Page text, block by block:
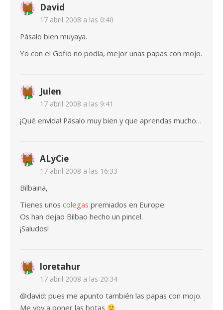
David
17 abril 2008 a las 0:40
Pásalo bien muyaya.
Yo con el Gofio no podía, mejor unas papas con mojo.
Julen
17 abril 2008 a las 9:41
¡Qué envida! Pásalo muy bien y que aprendas mucho…
ALyCie
17 abril 2008 a las 16:33
Bilbaina,
Tienes unos colegas premiados en Europe.
Os han dejao Bilbao hecho un pincel.
¡Saludos!
loretahur
17 abril 2008 a las 20:34
@david: pues me apunto también las papas con mojo.
Me voy a poner las botas